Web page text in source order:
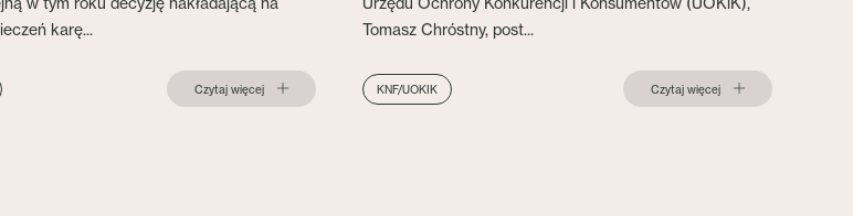
karę...
Czytaj więcej
Tomasz Chróstny, post...
KNF/UOKIK Czytaj więcej